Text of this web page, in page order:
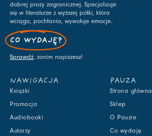
dobrej prozy zagranicznej. Specjalizuje
się w literaturze z wyższej półki, która
wciąga, pochłania, wywołuje emocje.
CO WYDAJĘ?
Sprawdź, zanim napiszesz!
NAWIGACJA
Książki
Promocja
Audiobooki
Autorzy
PAUZA
Strona główna
Sklep
O Pauzie
Co wydaję